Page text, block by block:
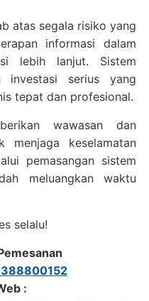
atas segala risiko yang
informasi dalam
lebih lanjut. Sistem
investasi serius yang
tepat dan profesional.
wawasan dan
keselamatan
pemasangan sistem
meluangkan waktu
selalu!
: